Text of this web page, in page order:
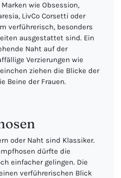
wie Obsession,
LivCo Corsetti oder
verführerisch, besonders
ausgestattet sind. Ein
Naht auf der
Verzierungen wie
ziehen die Blicke der
Beine der Frauen.
oder Naht sind Klassiker.
dürfte die
einfacher gelingen. Die
verführerischen Blick